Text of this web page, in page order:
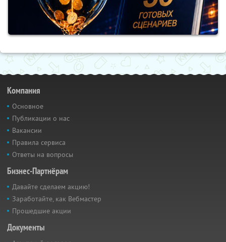
Компания
Основное
Публикации о нас
Вакансии
Правила сервиса
Ответы на вопросы
Бизнес-Партнёрам
Давайте сделаем акцию!
Заработайте, как Вебмастер
Прошедшие акции
Документы